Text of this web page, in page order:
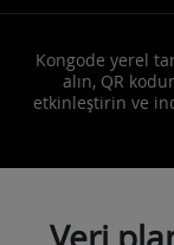
Kongode yerel
alın, QR
etkinleştirin ve